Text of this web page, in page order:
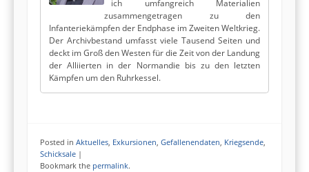
ich umfangreich Materialien
zusammengetragen zu den
Infanteriekämpfen der Endphase im Zweiten Weltkrieg.
Der Archivbestand umfasst viele Tausend Seiten und
deckt im Groß den Westen für die Zeit von der Landung
der Alliierten in der Normandie bis zu den letzten
Kämpfen um den Ruhrkessel.
Posted in Aktuelles, Exkursionen, Gefallenendaten, Kriegsende,
Schicksale |
Bookmark the permalink.